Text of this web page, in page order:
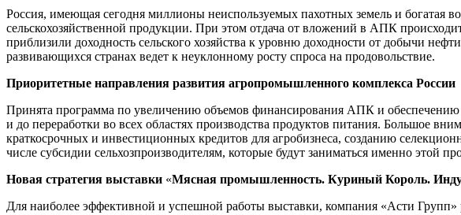
Россия, имеющая сегодня миллионы неиспользуемых пахотных земель и богатая
сельскохозяйственной продукции. При этом отдача от вложений в АПК
приблизили доходность сельского хозяйства к уровню доходности от добычи
развивающихся странах ведет к неуклонному росту спроса на продовольствие.
Приоритетные направления развития агропромышленного комплекса России
Принята программа по увеличению объемов финансирования АПК и обеспечению
и до переработки во всех областях производства продуктов питания. Большое
краткосрочных и инвестиционных кредитов для агробизнеса, созданию
числе субсидии сельхозпроизводителям, которые будут заниматься именно этой
Новая стратегия выставки «Мясная промышленность. Куриный Король.
Для наиболее эффективной и успешной работы выставки, компания «Асти